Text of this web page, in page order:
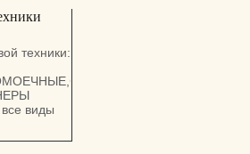
по
центр,
мастер
готов
после
техники:
виды